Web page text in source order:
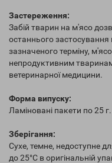
Застереження:
Забій тварин на м'ясо
останнього
зазначеного терміну,
непродуктивним
ветеринарної медицини.
Форма випуску:
Ламіновані пакети по 25 г.
Зберігання:
Сухе, темне, недоступне
до 25°С в оригінальній